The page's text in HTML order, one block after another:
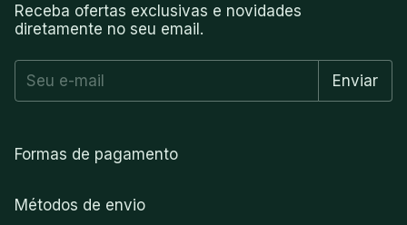
Receba ofertas exclusivas e novidades
diretamente no seu email.
Formas de pagamento
Métodos de envio